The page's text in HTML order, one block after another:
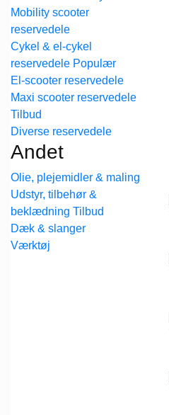
Mobility scooter
reservedele
Cykel & el-cykel
reservedele
El-scooter reservedele
Maxi scooter reservedele
Diverse reservedele
Andet
Olie, plejemidler & maling
Udstyr, tilbehør &
beklædning
Dæk & slanger
Værktøj